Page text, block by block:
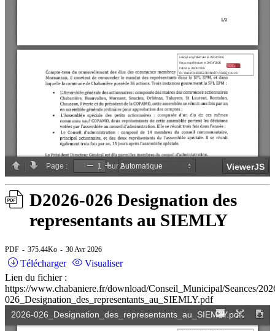
D2026-026 Designation des
representants au SIEMLY
PDF 375.44Ko 30 Avr 2026
Télécharger
Visualiser
Lien du fichier :
https://www.chabaniere.fr/download/Conseil_Municipal/Seances/
026_Designation_des_representants_au_SIEMLY.pdf